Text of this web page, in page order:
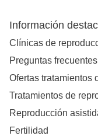
Información
Clínicas de
Preguntas
Ofertas tratamientos
Tratamientos de
Reproducción
Fertilidad